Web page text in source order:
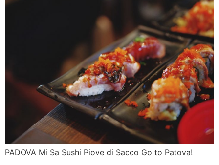
PADOVA Mi Sa Sushi Piove di Sacco Go to Patova!